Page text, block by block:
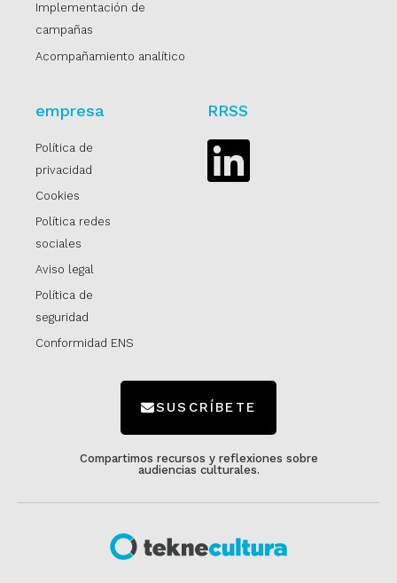
Implementación de
campañas
Acompañamiento analítico
empresa
Política de
privacidad
Cookies
Política redes
sociales
Aviso legal
Política de
seguridad
Conformidad ENS
RRSS
SUSCRÍBETE
Compartimos recursos y reflexiones sobre
audiencias culturales.